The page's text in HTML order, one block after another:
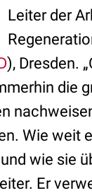
Leiter der
), Dresden.
die
Wie weit
wie sie
Er